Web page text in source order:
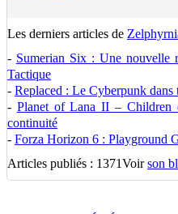
Les derniers articles de
- Sumerian Six : Une nouvelle
Tactique
- Replaced : Le Cyberpunk dans
- Planet of Lana II – Children
continuité
- Forza Horizon 6 : Playground
Articles publiés : 1371Voirson